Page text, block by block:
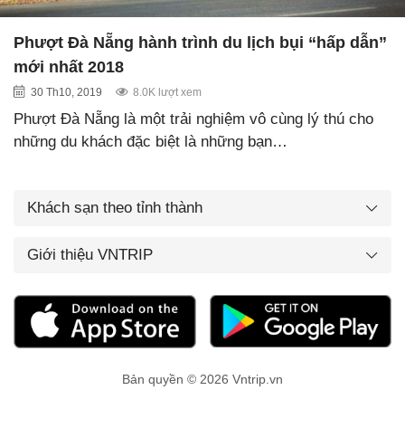
Phượt Đà Nẵng hành trình du lịch bụi “hấp dẫn”
mới nhất 2018
30 Th10, 2019 8.0K lượt xem
Phượt Đà Nẵng là một trải nghiệm vô cùng lý thú cho
những du khách đặc biệt là những bạn…
Khách sạn theo tỉnh thành
Giới thiệu VNTRIP
Bản quyền © 2026 Vntrip.vn